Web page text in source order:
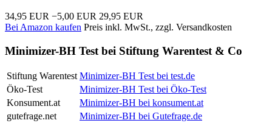
34,95 EUR −5,00 EUR 29,95 EUR
Bei Amazon kaufen Preis inkl. MwSt., zzgl. Versandkosten
Minimizer-BH Test bei Stiftung Warentest & Co
Stiftung Warentest Minimizer-BH Test bei test.de
Öko-Test
Minimizer-BH Test bei Öko-Test
Konsument.at
Minimizer-BH bei konsument.at
gutefrage.net
Minimizer-BH bei Gutefrage.de